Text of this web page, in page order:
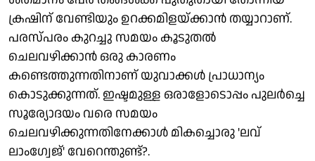
ക്രഷിന് വേണ്ടിയും ഉറക്കമിളയ്ക്കാന്‍ തയ്യാറാണ്.
പരസ്പരം കുറച്ചു സമയം കൂടുതല്‍
ചെലവഴിക്കാന്‍ ഒരു കാരണം
കണ്ടെത്തുന്നതിനാണ് യുവാക്കള്‍ പ്രാധാന്യം
കൊടുക്കുന്നത്. ഇഷ്ടമുള്ള ഒരാളോടൊപ്പം പുലര്‍ച്ചെ
സൂര്യോദയം വരെ സമയം
ചെലവഴിക്കുന്നതിനേക്കാള്‍ മികച്ചൊരു 'ലവ്
ലാംഗ്വേജ്' വേറെന്തുണ്ട്?.